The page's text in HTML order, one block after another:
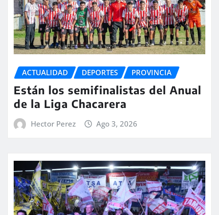
ACTUALIDAD DEPORTES PROVINCIA
Están los semifinalistas del Anual
de la Liga Chacarera
Hector Perez Ago 3, 2026